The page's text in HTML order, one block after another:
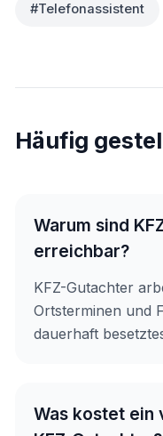
#Telefonassistent
Häufig
Warum sind
erreichbar?
KFZ-Gutachter
Ortsterminen und
dauerhaft
Was kostet ein